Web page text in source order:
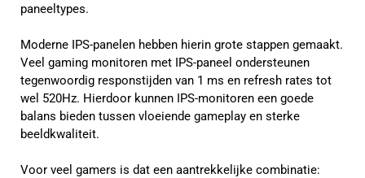
paneeltypes.
Moderne IPS-panelen hebben hierin grote stappen gemaakt.
Veel gaming monitoren met IPS-paneel ondersteunen
tegenwoordig responstijden van 1 ms en refresh rates tot
wel 520Hz. Hierdoor kunnen IPS-monitoren een goede
balans bieden tussen vloeiende gameplay en sterke
beeldkwaliteit.
Voor veel gamers is dat een aantrekkelijke combinatie: